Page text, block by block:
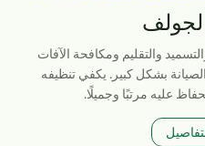
والتقليم ومكافحة الآفات
بشكل كبير. يكفي تنظيفه
عليه مرتبًا وجميلًا.